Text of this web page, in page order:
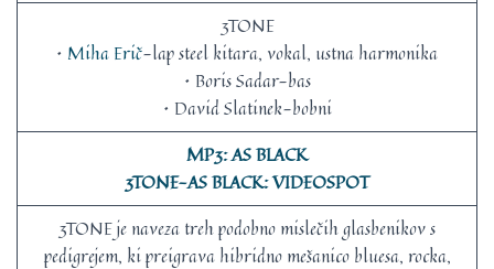
3TONE
• Miha Erič-lap steel kitara, vokal, ustna harmonika
• Boris Sadar-bas
• David Slatinek-bobni
MP3: AS BLACK
3TONE-AS BLACK: VIDEOSPOT
3TONE je naveza treh podobno mislečih glasbenikov s
pedigrejem, ki preigrava hibridno mešanico bluesa, rocka,